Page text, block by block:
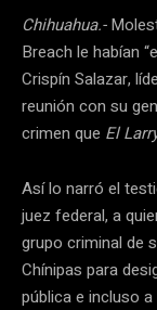
Chihuahua.-
Breach le habían
Crispín Salazar,
reunión con su
crimen que El
Así lo narró el
juez federal, a
grupo criminal de
Chínipas para
pública e incluso